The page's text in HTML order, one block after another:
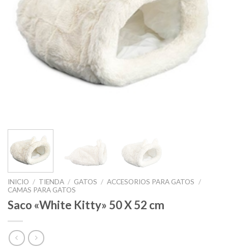
INICIO / TIENDA / GATOS / ACCESORIOS PARA GATOS
/
CAMAS PARA GATOS
Saco «White Kitty» 50 X 52 cm